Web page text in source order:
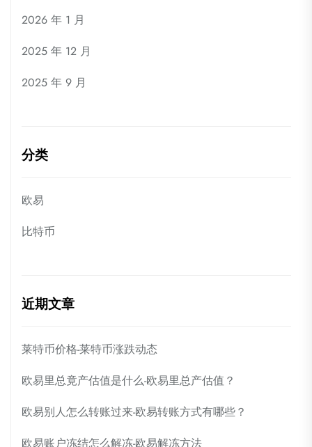
2026 年 1 月
2025 年 12 月
2025 年 9 月
分类
欧易
比特币
近期文章
莱特币价格-莱特币涨跌动态
欧易里总竟产估值是什么-欧易里总产估值？
欧易别人怎么转账过来-欧易转账方式有哪些？
欧易账户冻结怎么解冻-欧易解冻方法